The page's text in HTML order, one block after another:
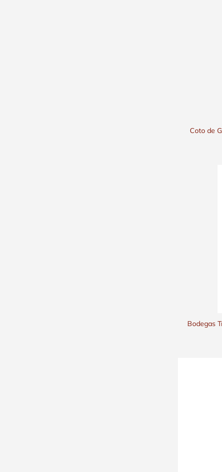
Coto de
Bodegas